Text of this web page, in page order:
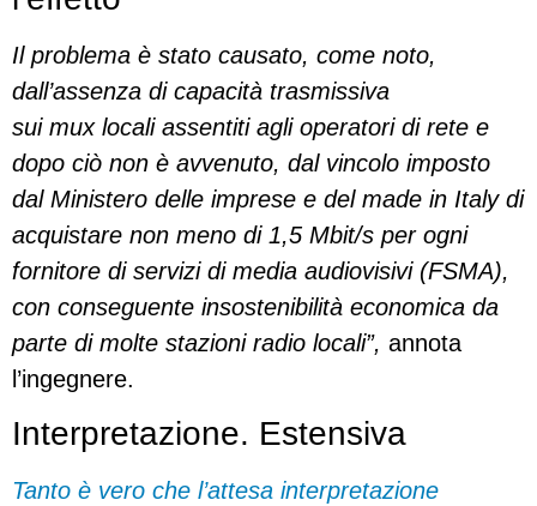
Il problema è stato causato, come noto,
dall’assenza di capacità trasmissiva
sui mux locali assentiti agli operatori di rete e
dopo ciò non è avvenuto, dal vincolo imposto
dal Ministero delle imprese e del made in Italy di
acquistare non meno di 1,5 Mbit/s per ogni
fornitore di servizi di media audiovisivi (FSMA),
con conseguente insostenibilità economica da
parte di molte stazioni radio locali”, annota
l’ingegnere.
Interpretazione. Estensiva
Tanto è vero che l’attesa interpretazione